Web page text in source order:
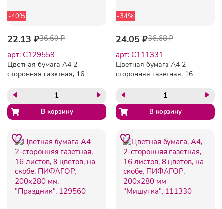
-40%
22.13 ₽36.60 ₽
арт: C129559
Цветная бумага А4 2-
сторонняя газетная, 16
ПИФАГОР, 200х280 мм,
"Крот-пилот", 129559
-34%
24.05 ₽36.68 ₽
арт: C111331
Цветная бумага А4 2-
сторонняя газетная, 16
ПИФАГОР, 200х280 мм,
"Лисенок", 111331